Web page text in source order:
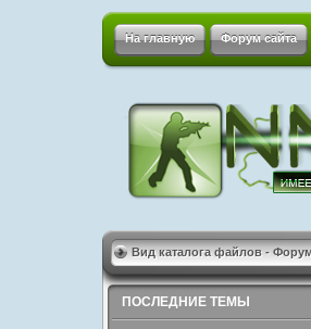
На главную Форум сайта
Вид каталога файлов -
ПОСЛЕДНИЕ ТЕМЫ